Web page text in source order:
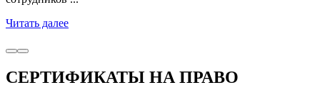
Читать далее
СЕРТИФИКАТЫ НА ПРАВО